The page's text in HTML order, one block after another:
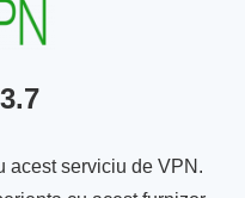
3.7
acest serviciu de VPN.